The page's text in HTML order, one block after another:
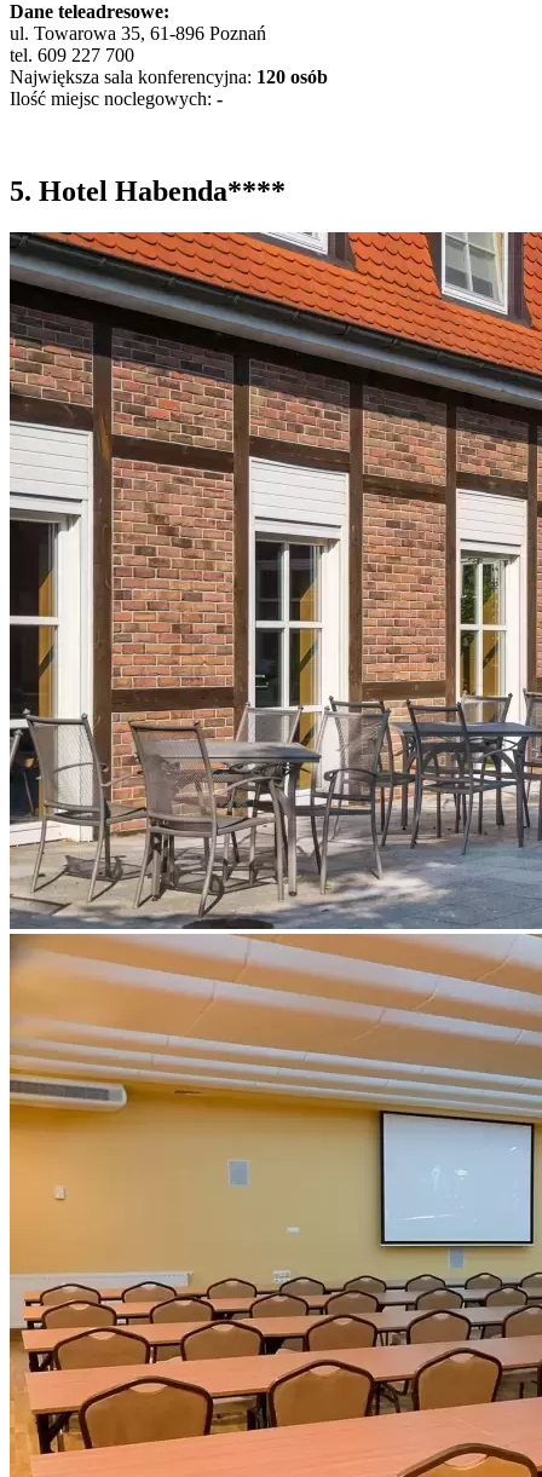
Dane teleadresowe:
ul. Towarowa 35, 61-896 Poznań
tel. 609 227 700
Największa sala konferencyjna: 120 osób
Ilość miejsc noclegowych: -
5. Hotel Habenda****